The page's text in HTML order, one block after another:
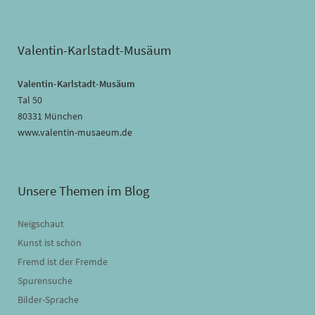
Valentin-Karlstadt-Musäum
Valentin-Karlstadt-Musäum
Tal 50
80331 München
www.valentin-musaeum.de
Unsere Themen im Blog
Neigschaut
Kunst ist schön
Fremd ist der Fremde
Spurensuche
Bilder-Sprache